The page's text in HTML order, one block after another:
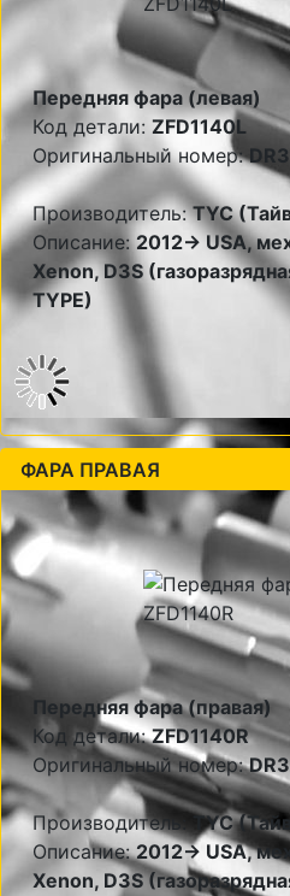
Передняя фара (левая)
Код детали: ZFD1140L
Оригинальный номер:
Производитель:TYC
Описание: 2012-> USA,
Xenon, D3S
TYPE)
ФАРА ПРАВАЯ
Передняя фара (правая)
Код детали:ZFD1140R
Оригинальный номер:
Производитель:
TYC
Описание:2012-> USA,
Xenon, D3S